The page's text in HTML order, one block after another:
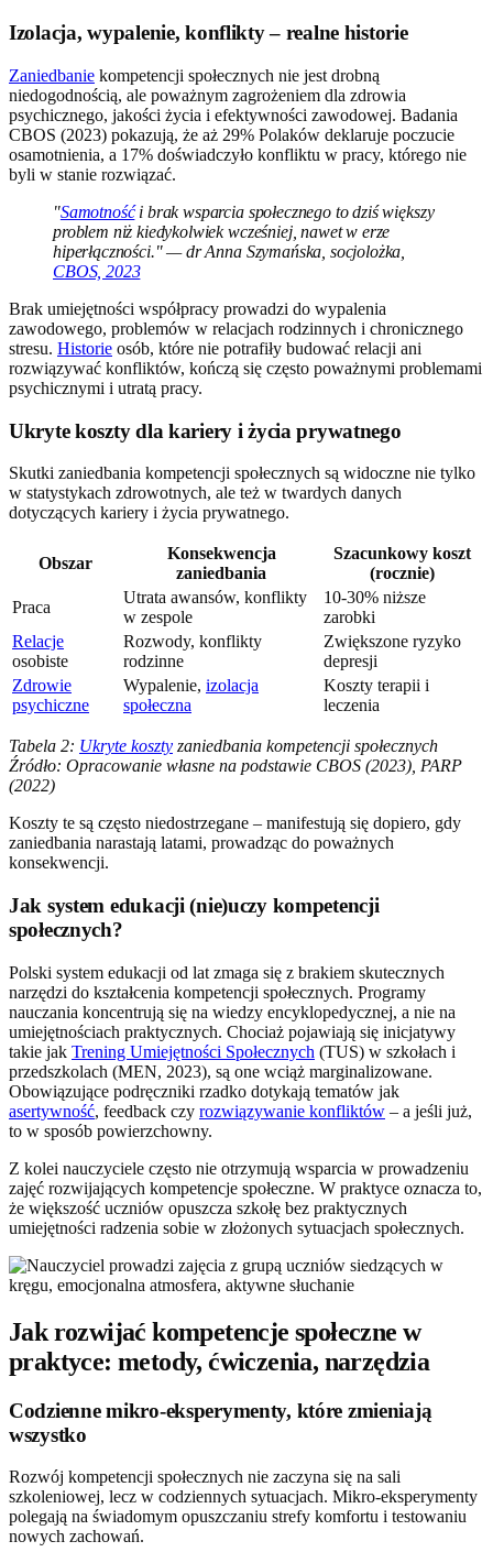
Izolacja, wypalenie, konflikty – realne historie
Zaniedbanie kompetencji społecznych nie jest drobną
niedogodnością, ale poważnym zagrożeniem dla zdrowia
psychicznego, jakości życia i efektywności zawodowej. Badania
CBOS (2023) pokazują, że aż 29% Polaków deklaruje poczucie
osamotnienia, a 17% doświadczyło konfliktu w pracy, którego nie
byli w stanie rozwiązać.
"Samotnośći brak wsparcia społecznego to dziś większy
problem niż kiedykolwiek wcześniej, nawet w erze
hiperłączności." — dr Anna Szymańska, socjolożka,
CBOS, 2023
Brak umiejętności współpracy prowadzi do wypalenia
zawodowego, problemów w relacjach rodzinnych i chronicznego
stresu. Historie osób, które nie potrafiły budować relacji ani
rozwiązywać konfliktów, kończą się często poważnymi problemami
psychicznymi i utratą pracy.
Ukryte koszty dla kariery i życia prywatnego
Skutki zaniedbania kompetencji społecznych są widoczne nie tylko
w statystykach zdrowotnych, ale też w twardych danych
dotyczących kariery i życia prywatnego.
Obszar
Konsekwencja
zaniedbania
Szacunkowy koszt
(rocznie)
Praca
Utrata awansów, konflikty
w zespole
10-30% niższe
zarobki
Relacje
osobiste
Rozwody, konflikty
rodzinne
Zwiększone ryzyko
depresji
Zdrowie
psychiczne
Wypalenie, izolacja
społeczna
Koszty terapii i
leczenia
Tabela 2: Ukryte koszty zaniedbania kompetencji społecznych
Źródło: Opracowanie własne na podstawie CBOS (2023), PARP
(2022)
Koszty te są często niedostrzegane – manifestują się dopiero, gdy
zaniedbania narastają latami, prowadząc do poważnych
konsekwencji.
Jak system edukacji (nie)uczy kompetencji
społecznych?
Polski system edukacji od lat zmaga się z brakiem skutecznych
narzędzi do kształcenia kompetencji społecznych. Programy
nauczania koncentrują się na wiedzy encyklopedycznej, a nie na
umiejętnościach praktycznych. Chociaż pojawiają się inicjatywy
takie jak Trening Umiejętności Społecznych (TUS) w szkołach i
przedszkolach (MEN, 2023), są one wciąż marginalizowane.
Obowiązujące podręczniki rzadko dotykają tematów jak
asertywność, feedback czy rozwiązywanie konfliktów – a jeśli już,
to w sposób powierzchowny.
Z kolei nauczyciele często nie otrzymują wsparcia w prowadzeniu
zajęć rozwijających kompetencje społeczne. W praktyce oznacza to,
że większość uczniów opuszcza szkołę bez praktycznych
umiejętności radzenia sobie w złożonych sytuacjach społecznych.
Jak rozwijać kompetencje społeczne w
praktyce: metody, ćwiczenia, narzędzia
Codzienne mikro-eksperymenty, które zmieniają
wszystko
Rozwój kompetencji społecznych nie zaczyna się na sali
szkoleniowej, lecz w codziennych sytuacjach. Mikro-eksperymenty
polegają na świadomym opuszczaniu strefy komfortu i testowaniu
nowych zachowań.